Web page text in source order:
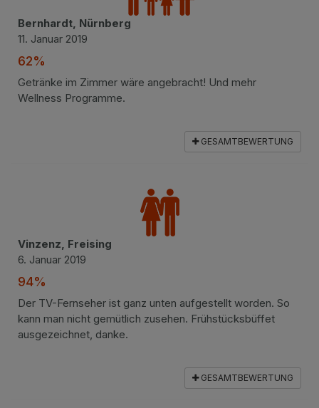
Bernhardt, Nürnberg
11. Januar 2019
62%
Getränke im Zimmer wäre angebracht! Und mehr
Wellness Programme.
GESAMTBEWERTUNG
Vinzenz, Freising
6. Januar 2019
94%
Der TV-Fernseher ist ganz unten aufgestellt worden. So
kann man nicht gemütlich zusehen. Frühstücksbüffet
ausgezeichnet, danke.
GESAMTBEWERTUNG